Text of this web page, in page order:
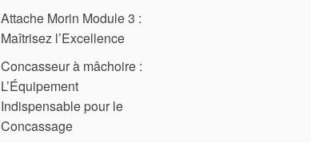
Attache Morin Module 3 :
Maîtrisez l’Excellence
Concasseur à mâchoire :
L’Équipement
Indispensable pour le
Concassage